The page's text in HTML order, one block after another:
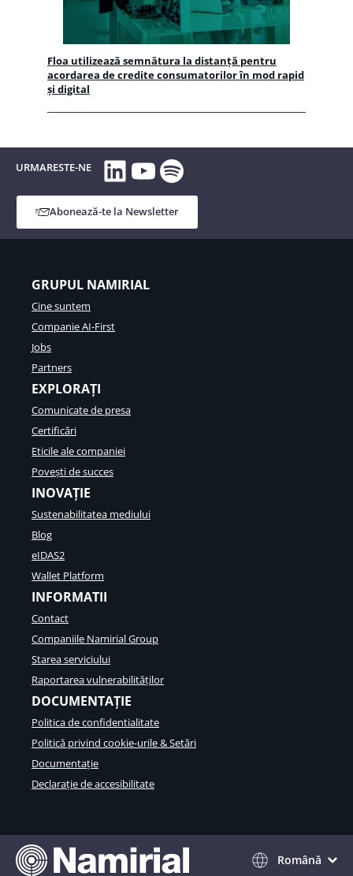
Floa utilizează semnătura la distanță pentru
acordarea de credite consumatorilor în mod rapid
și digital
URMARESTE-NE LinkedIn
YouTube
Spotify
Abonează-te la Newsletter
GRUPUL NAMIRIAL
Cine suntem
Companie AI-First
Jobs
Partners
EXPLORAȚI
Comunicate de presa
Certificări
Eticile ale companiei
Povești de succes
INOVAȚIE
Sustenabilitatea mediului
Blog
eIDAS2
Wallet Platform
INFORMATII
Contact
Companiile Namirial Group
Starea serviciului
Raportarea vulnerabilităților
DOCUMENTAȚIE
Politica de confidentialitate
Politică privind cookie-urile & Setări
Documentație
Declarație de accesibilitate
Română